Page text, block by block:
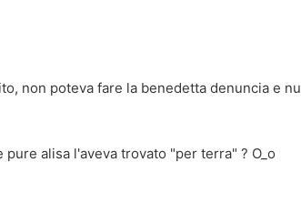
non poteva fare la benedetta denuncia e
pure alisa l'aveva trovato "per terra" ? O_o